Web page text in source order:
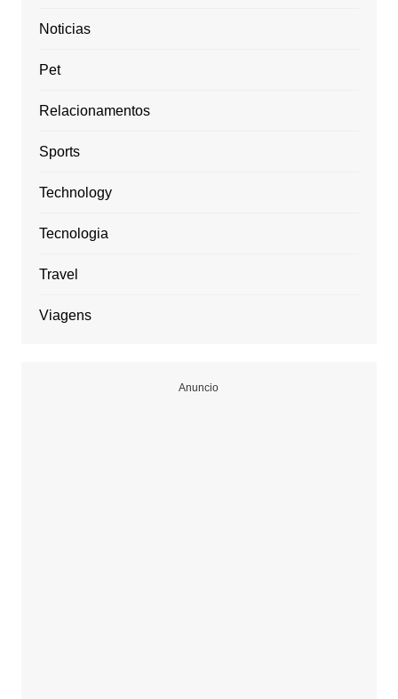
Noticias
Pet
Relacionamentos
Sports
Technology
Tecnologia
Travel
Viagens
Anuncio